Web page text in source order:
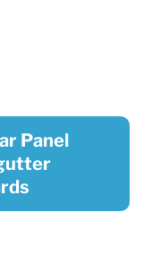
Panel